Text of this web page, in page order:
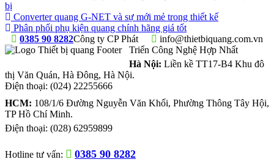
bị
Converter quang G-NET và sự mới mẻ trong thiết kế
Phân phối phụ kiện quang chính hãng giá tốt
0385 90 8282
info@thietbiquang.com.vn
Công ty CP Phát
Triển Công Nghệ Hợp Nhất
Hà Nội: Liền kề TT17-B4 Khu đô
thị Văn Quán, Hà Đông, Hà Nội.
Điện thoại: (024) 22255666
HCM: 108/1/6 Đường Nguyễn Văn Khối, Phường Thông Tây Hội,
TP Hồ Chí Minh.
Điện thoại: (028) 62959899
Hotline tư vấn: 0385 90 8282